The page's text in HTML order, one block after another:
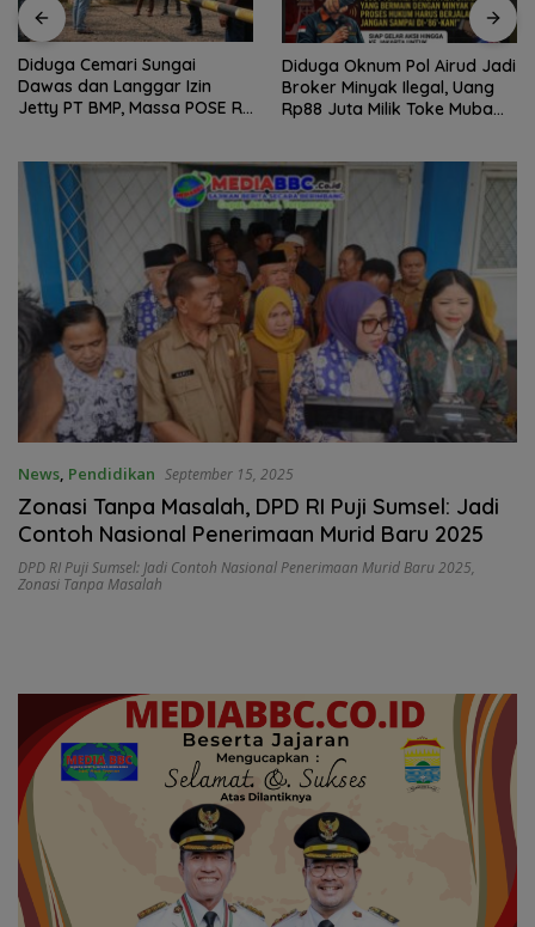
Diduga Cemari Sungai
Dawas dan Langgar Izin
Jetty PT BMP, Massa POSE RI
Tuntas
Diduga Oknum Pol Airud Jadi
Broker Minyak Ilegal, Uang
Rp88 Juta Milik Toke Muba
News, Pendidikan September 15, 2025
Zonasi Tanpa Masalah, DPD RI Puji Sumsel: Jadi
Contoh Nasional Penerimaan Murid Baru 2025
DPD RI Puji Sumsel: Jadi Contoh Nasional Penerimaan Murid Baru 2025,
Zonasi Tanpa Masalah